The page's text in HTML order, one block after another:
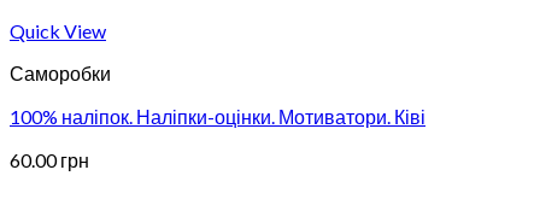
Quick View
Саморобки
100% наліпок. Наліпки-оцінки. Мотиватори. Ківі
60.00грн